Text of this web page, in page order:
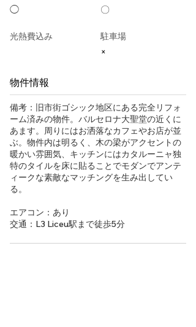
◯ 〇
光熱費込み 駐車場
×
物件情報
備考：旧市街ゴシック地区にある完全リフォ
ーム済みの物件。バルセロナ大聖堂の近くに
あます。周りにはお洒落なカフェやお店が並
ぶ。物件内は明るく、木の梁がアクセントの
暖かい雰囲気、キッチンにはカタルーニャ独
特のタイルを床に貼ることでモダンでアンテ
ィークな素敵なマッチングを生み出してい
る。
エアコン：あり
交通：L3 Liceu駅まで徒歩5分